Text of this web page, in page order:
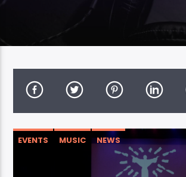
EVENTS MUSIC NEWS